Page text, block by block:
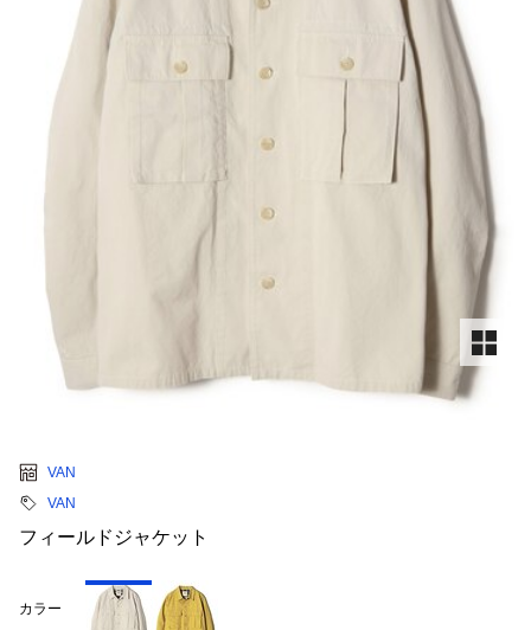
VAN
VAN
フィールドジャケット
カラー